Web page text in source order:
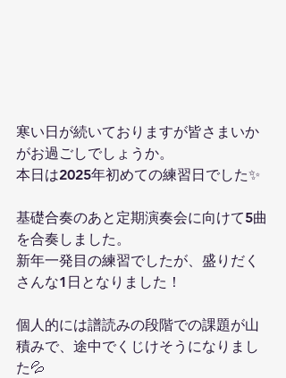
寒い日が続いておりますが皆さまいか
がお過ごしでしょうか。
本日は2025年初めての練習日でした✨️
基礎合奏のあと定期演奏会に向けて5曲
を合奏しました。
新年一発目の練習でしたが、盛りだく
さんな1日となりました！
個人的には譜読みの段階での課題が山
積みで、途中でくじけそうになりまし
た💦